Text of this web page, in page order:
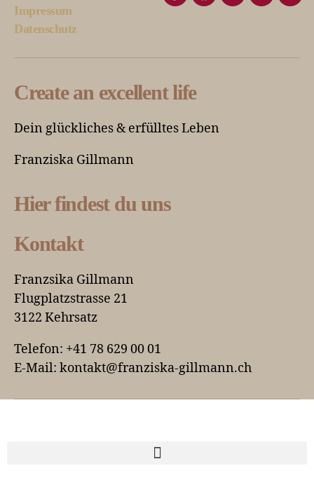
Impressum
Datenschutz
Create an excellent life
Dein glückliches & erfülltes Leben
Franziska Gillmann
Hier findest du uns
Kontakt
Franzsika Gillmann
Flugplatzstrasse 21
3122 Kehrsatz
Telefon: +41 78 629 00 01
E-Mail: kontakt@franziska-gillmann.ch